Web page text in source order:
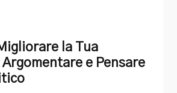
la Tua
e Pensare